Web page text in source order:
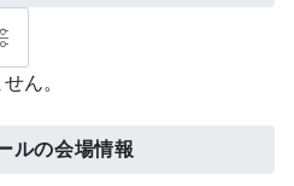
ん。
ルの会場情報